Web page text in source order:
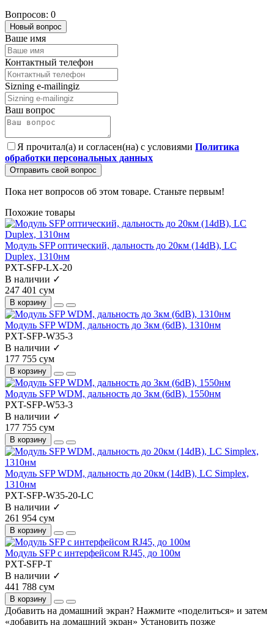
Вопросов: 0
Новый вопрос
Ваше имя
Контактный телефон
Sizning e-mailingiz
Ваш вопрос
Я прочитал(а) и согласен(на) с условиями Политика
обработки персональных данных
Отправить свой вопрос
Пока нет вопросов об этом товаре. Станьте первым!
Похожие товары
Модуль SFP оптический, дальность до 20км (14dB), LC
Duplex, 1310нм
PXT-SFP-LX-20
В наличии ✓
247 401 сум
В корзину
Модуль SFP WDM, дальность до 3км (6dB), 1310нм
PXT-SFP-W35-3
В наличии ✓
177 755 сум
В корзину
Модуль SFP WDM, дальность до 3км (6dB), 1550нм
PXT-SFP-W53-3
В наличии ✓
177 755 сум
В корзину
Модуль SFP WDM, дальность до 20км (14dB), LC Simplex,
1310нм
PXT-SFP-W35-20-LC
В наличии ✓
261 954 сум
В корзину
Модуль SFP с интерфейсом RJ45, до 100м
PXT-SFP-T
В наличии ✓
441 788 сум
В корзину
Добавить на домашний экран? Нажмите «поделиться» и затем
«добавить на домашний экран» Установить позже